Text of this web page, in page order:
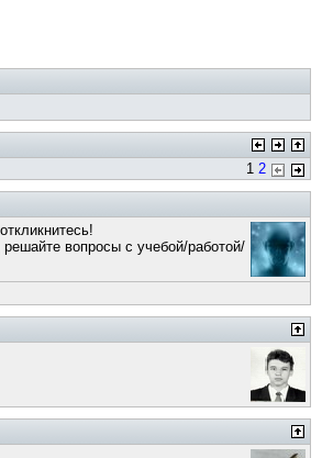
1 2
вопросы с учебой/работой/